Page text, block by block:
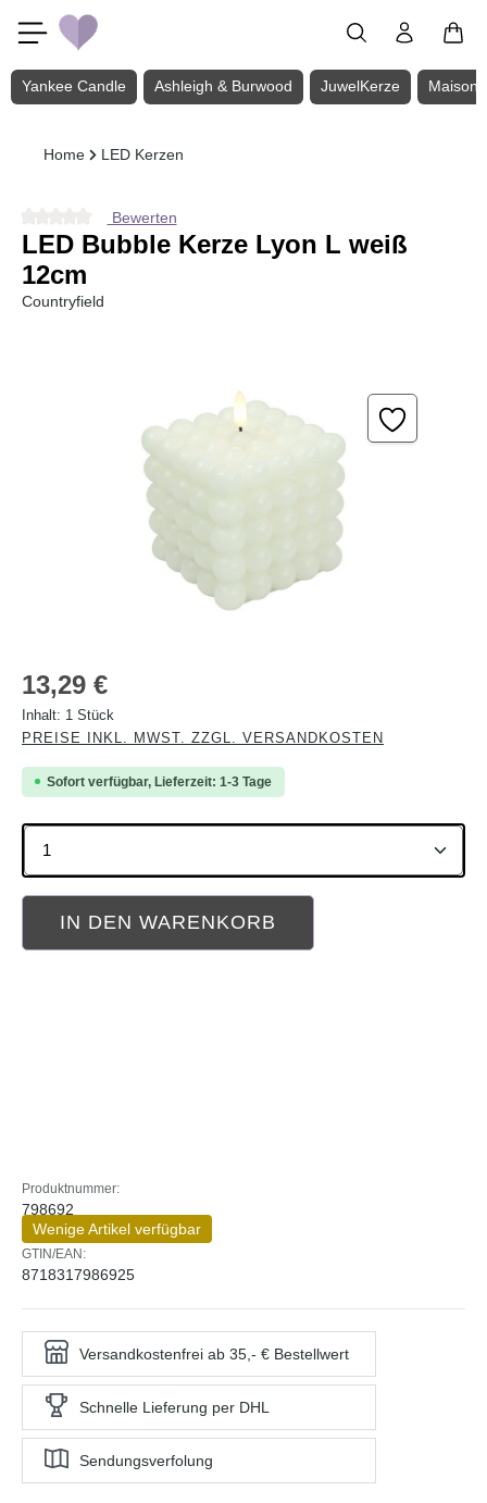
Zum Hauptinhalt springen
Yankee Candle Ashleigh & Burwood JuwelKerze Maison
Home LED Kerzen
Durchschnittliche Bewertung von 0 von 5 Sternen
Bewerten
LED Bubble Kerze Lyon L weiß
12cm
Countryfield
Regulärer Preis:
13,29 €
Inhalt: 1 Stück
PREISE INKL. MWST. ZZGL. VERSANDKOSTEN
Sofort verfügbar, Lieferzeit: 1-3 Tage
Produkt Anzahl: Gib den gewünschten Wert ein
IN DEN WARENKORB
Produktnummer:
798692
Wenige Artikel verfügbar
GTIN/EAN:
8718317986925
Versandkostenfrei ab 35,- € Bestellwert
Schnelle Lieferung per DHL
Sendungsverfolung